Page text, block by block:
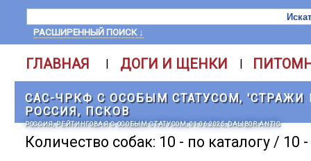
РАСШИРЕННЫЙ ПОИСК ↓
ГЛАВНАЯ | ДОГИ И ЩЕНКИ |
САС-ЧРКФ С ОСОБЫМ СТАТУСОМ, 'СТРАЖИ
РОССИЯ, ПСКОВ
РОССИЯ, РЕЙТИНГОВАЯ С ОСОБЫМ СТАТУСОМ, 01.06.2025, DALIBOR ANTIC
Количество собак: 10 - по каталогу / 10